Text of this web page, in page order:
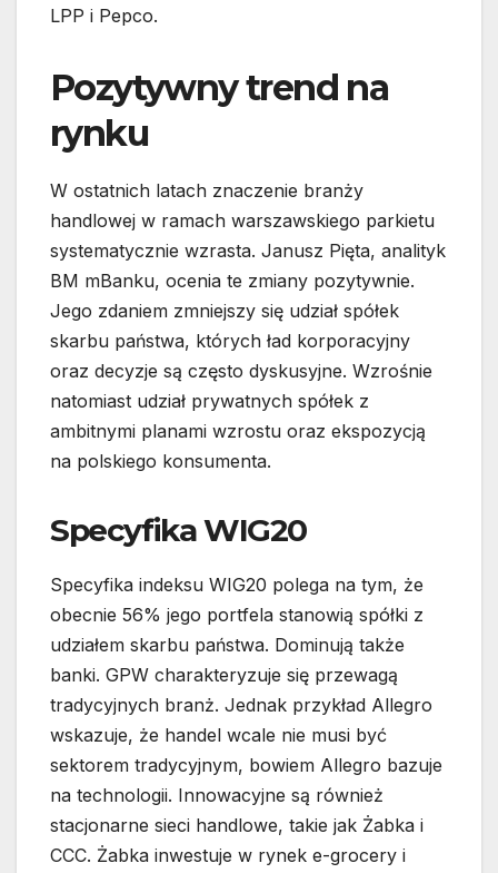
LPP i Pepco.
Pozytywny trend na
rynku
W ostatnich latach znaczenie branży
handlowej w ramach warszawskiego parkietu
systematycznie wzrasta. Janusz Pięta, analityk
BM mBanku, ocenia te zmiany pozytywnie.
Jego zdaniem zmniejszy się udział spółek
skarbu państwa, których ład korporacyjny
oraz decyzje są często dyskusyjne. Wzrośnie
natomiast udział prywatnych spółek z
ambitnymi planami wzrostu oraz ekspozycją
na polskiego konsumenta.
Specyfika WIG20
Specyfika indeksu WIG20 polega na tym, że
obecnie 56% jego portfela stanowią spółki z
udziałem skarbu państwa. Dominują także
banki. GPW charakteryzuje się przewagą
tradycyjnych branż. Jednak przykład Allegro
wskazuje, że handel wcale nie musi być
sektorem tradycyjnym, bowiem Allegro bazuje
na technologii. Innowacyjne są również
stacjonarne sieci handlowe, takie jak Żabka i
CCC. Żabka inwestuje w rynek e-grocery i